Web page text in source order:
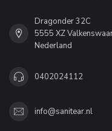
Dragonder 32C
5555 XZ
Nederland
0402024112
info@sanitear.nl